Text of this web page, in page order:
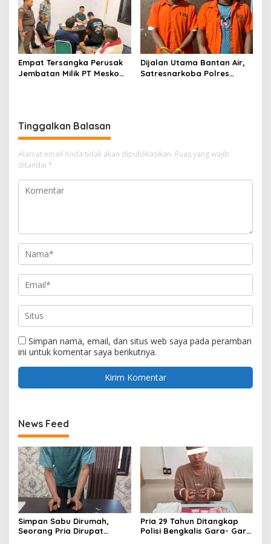
Empat Tersangka Perusak
Jembatan Milik PT Meskom
Dijalan Utama Bantan Air,
Satresnarkoba Polres
Tinggalkan Balasan
Alamat email Anda tidak akan dipublikasikan. Ruas yang wajib
ditandai *
Simpan nama, email, dan situs web saya pada peramban
ini untuk komentar saya berikutnya.
News Feed
Simpan Sabu Dirumah,
Seorang Pria Dirupat
Pria 29 Tahun Ditangkap
Polisi Bengkalis Gara- Gara